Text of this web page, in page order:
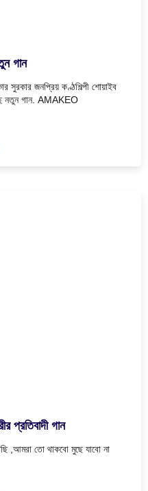
গান
সুরকার জনপ্রিয় কণ্ঠশিল্পী শোয়াইব
নতুন গান. AMAKEO
প্রতিবাদী গান
,আমরা তো থাকবো মুছে যাবো না